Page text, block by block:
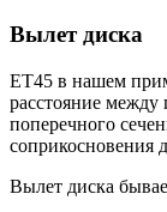
Вылет диска
ЕТ45 в нашем
расстояние между
поперечного
соприкосновения
Вылет диска